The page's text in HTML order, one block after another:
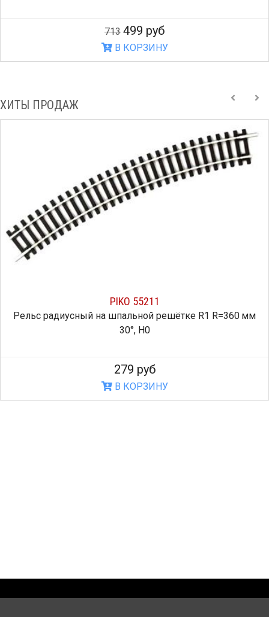
713 499 руб
В КОРЗИНУ
ХИТЫ ПРОДАЖ
PIKO 55211
Рельс радиусный на шпальной решётке R1 R=360 мм
30°, H0
279 руб
В КОРЗИНУ